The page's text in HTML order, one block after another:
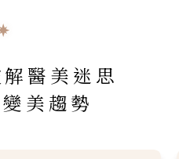
醫美迷思
美趨勢